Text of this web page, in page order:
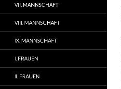
VII. MANNSCHAFT
VIII. MANNSCHAFT
IX. MANNSCHAFT
I. FRAUEN
II. FRAUEN